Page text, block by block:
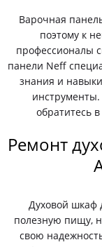
Варочная
поэтому к
профессионалы
панели Neff
знания и
инструменты.
обратитесь
Ремонт
Духовой шкаф
полезную пищу,
свою